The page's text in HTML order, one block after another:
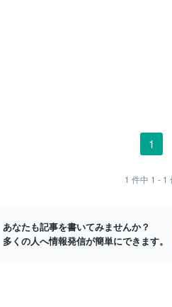
1
1 件中 1 - 1
あなたも記事を書いてみませんか？
多くの人へ情報発信が簡単にできます。